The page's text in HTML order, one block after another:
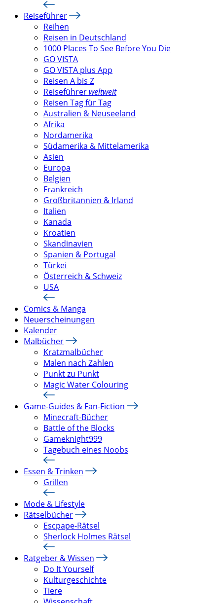
Reiseführer
Reihen
Reisen in Deutschland
1000 Places To See Before You Die
GO VISTA
GO VISTA plus App
Reisen A bis Z
Reiseführer weltweit
Reisen Tag für Tag
Australien & Neuseeland
Afrika
Nordamerika
Südamerika & Mittelamerika
Asien
Europa
Belgien
Frankreich
Großbritannien & Irland
Italien
Kanada
Kroatien
Skandinavien
Spanien & Portugal
Türkei
Österreich & Schweiz
USA
Comics & Manga
Neuerscheinungen
Kalender
Malbücher
Kratzmalbücher
Malen nach Zahlen
Punkt zu Punkt
Magic Water Colouring
Game-Guides & Fan-Fiction
Minecraft-Bücher
Battle of the Blocks
Gameknight999
Tagebuch eines Noobs
Essen & Trinken
Grillen
Mode & Lifestyle
Rätselbücher
Escpape-Rätsel
Sherlock Holmes Rätsel
Ratgeber & Wissen
Do It Yourself
Kulturgeschichte
Tiere